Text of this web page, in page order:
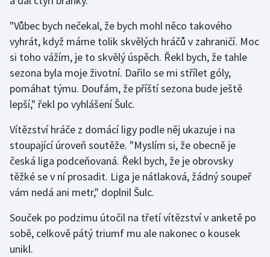
Stolní tenis
Triatlon
Veslování
Vodní slalom
Volejbal
Ostatní
"Vůbec bych nečekal, že bych mohl něco takového
vyhrát, když máme tolik skvělých hráčů v zahraničí. Moc
si toho vážím, je to skvělý úspěch. Řekl bych, že tahle
sezona byla moje životní. Dařilo se mi střílet góly,
pomáhat týmu. Doufám, že příští sezona bude ještě
lepší," řekl po vyhlášení Šulc.
Vítězství hráče z domácí ligy podle něj ukazuje i na
stoupající úroveň soutěže. "Myslím si, že obecně je
česká liga podceňovaná. Řekl bych, že je obrovsky
těžké se v ní prosadit. Liga je nátlaková, žádný soupeř
vám nedá ani metr," doplnil Šulc.
Souček po podzimu útočil na třetí vítězství v anketě po
sobě, celkově pátý triumf mu ale nakonec o kousek
unikl.